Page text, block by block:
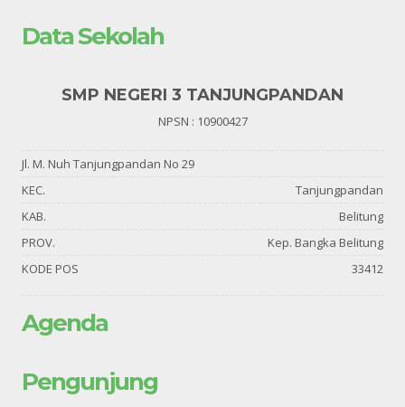
Data Sekolah
SMP NEGERI 3 TANJUNGPANDAN
NPSN : 10900427
Jl. M. Nuh Tanjungpandan No 29
KEC.
Tanjungpandan
KAB.
Belitung
PROV.
Kep. Bangka Belitung
KODE POS
33412
Agenda
Pengunjung